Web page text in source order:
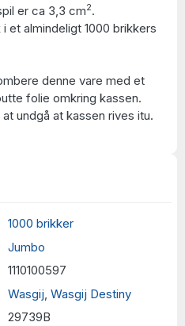
1000 brikker
Jumbo
1110100597
Wasgij Wasgij Destiny
29739B
er ca 3,3 cm2.
et almindeligt 1000 brikkers
denne vare med et
folie omkring kassen.
undgå at kassen rives itu.